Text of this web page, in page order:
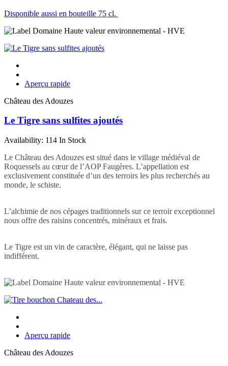
Disponible aussi en bouteille 75 cl.
Aperçu rapide
Château des Adouzes
Le Tigre sans sulfites ajoutés
Availability: 114 In Stock
Le Château des Adouzes est situé dans le village médiéval de
Roquessels au cœur de l’AOP Faugères. L’appellation est
exclusivement constituée d’un des terroirs les plus recherchés au
monde, le schiste.
L’alchimie de nos cépages traditionnels sur ce terroir exceptionnel
nous offre des raisins concentrés, minéraux et frais.
Le Tigre est un vin de caractère, élégant, qui ne laisse pas
indifférent.
Aperçu rapide
Château des Adouzes